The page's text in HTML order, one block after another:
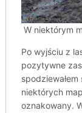
W niektórym
Po wyjściu z
pozytywne
niektórych
oznakowany.